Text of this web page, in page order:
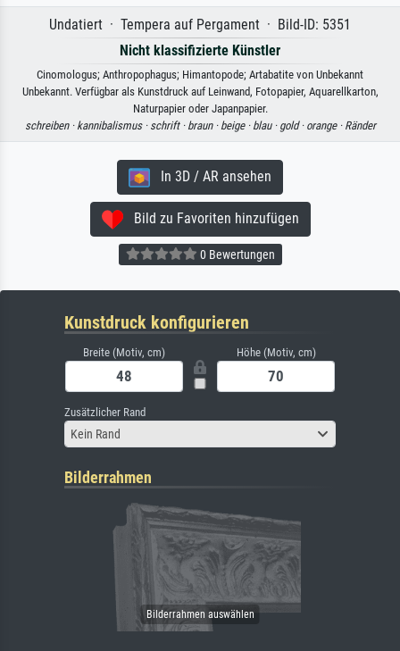
Undatiert · Tempera auf Pergament · Bild-ID: 5351
Nicht klassifizierte Künstler
Cinomologus; Anthropophagus; Himantopode; Artabatite von Unbekannt
Unbekannt. Verfügbar als Kunstdruck auf Leinwand, Fotopapier, Aquarellkarton,
Naturpapier oder Japanpapier.
schreiben · kannibalismus · schrift · braun · beige · blau · gold · orange · Ränder
In 3D / AR ansehen
Bild zu Favoriten hinzufügen
0 Bewertungen
Kunstdruck konfigurieren
Breite (Motiv, cm) Höhe (Motiv, cm)
Zusätzlicher Rand
Kein Rand
Bilderrahmen